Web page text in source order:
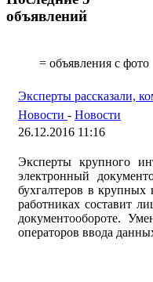
объявлений
= объявления с фото
Эксперты рассказали,
Новости - Новости
26.12.2016 11:16
Эксперты крупного
электронный
бухгалтеров в крупных
работниках составит
документообороте.
операторов ввода